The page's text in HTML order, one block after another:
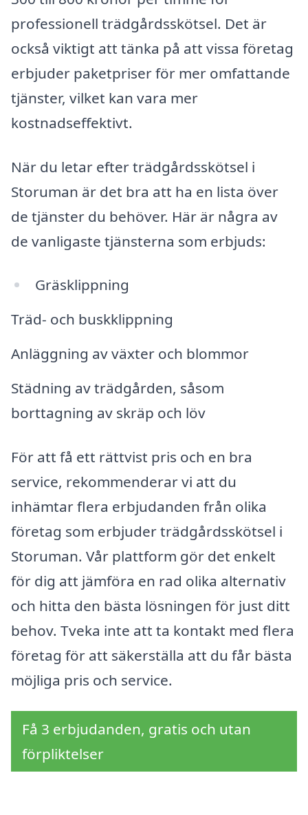
professionell trädgårdsskötsel. Det är
också viktigt att tänka på att vissa företag
erbjuder paketpriser för mer omfattande
tjänster, vilket kan vara mer
kostnadseffektivt.
När du letar efter trädgårdsskötsel i
Storuman är det bra att ha en lista över
de tjänster du behöver. Här är några av
de vanligaste tjänsterna som erbjuds:
Gräsklippning
Träd- och buskklippning
Anläggning av växter och blommor
Städning av trädgården, såsom
borttagning av skräp och löv
För att få ett rättvist pris och en bra
service, rekommenderar vi att du
inhämtar flera erbjudanden från olika
företag som erbjuder trädgårdsskötsel i
Storuman. Vår plattform gör det enkelt
för dig att jämföra en rad olika alternativ
och hitta den bästa lösningen för just ditt
behov. Tveka inte att ta kontakt med flera
företag för att säkerställa att du får bästa
möjliga pris och service.
Få 3 erbjudanden, gratis och utan
förpliktelser